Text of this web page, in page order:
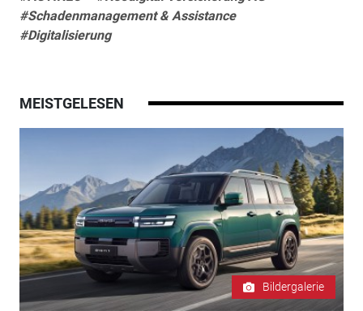
#Schadenmanagement & Assistance
#Digitalisierung
MEISTGELESEN
Bildergalerie